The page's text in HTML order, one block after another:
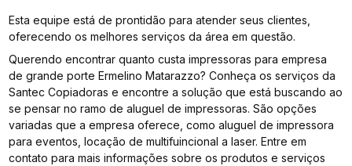
Esta equipe está de prontidão para atender seus clientes,
oferecendo os melhores serviços da área em questão.
Querendo encontrar quanto custa impressoras para empresa
de grande porte Ermelino Matarazzo? Conheça os serviços da
Santec Copiadoras e encontre a solução que está buscando ao
se pensar no ramo de aluguel de impressoras. São opções
variadas que a empresa oferece, como aluguel de impressora
para eventos, locação de multifuincional a laser. Entre em
contato para mais informações sobre os produtos e serviços